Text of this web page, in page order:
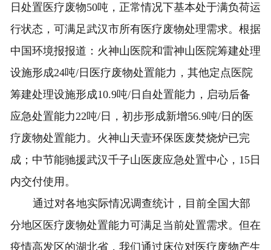
日处置医疗废物50吨，正常情况下基本处于满负荷运
行状态，可满足武汉市所有医疗废物处理需求。根据
中国环境报报道：火神山医院和雷神山医院筹建处理
设施形成24吨/日医疗废物处置能力，其他定点医院
筹建处理设施形成10.9吨/日自处置能力，启动后备
应急处置能力22吨/日，初步形成新增56.9吨/日的医
疗废物处置能力。火神山天壹环保医废焚烧炉已完
成；中节能驰援武汉千子山医废应急处置中心，15日
内交付使用。
通过对各地实际情况调查统计，目前全国大部
分地区医疗废物处置能力可满足当前处置需求。但在
疫情高发区的湖北省，我们通过床位对医疗废物产生